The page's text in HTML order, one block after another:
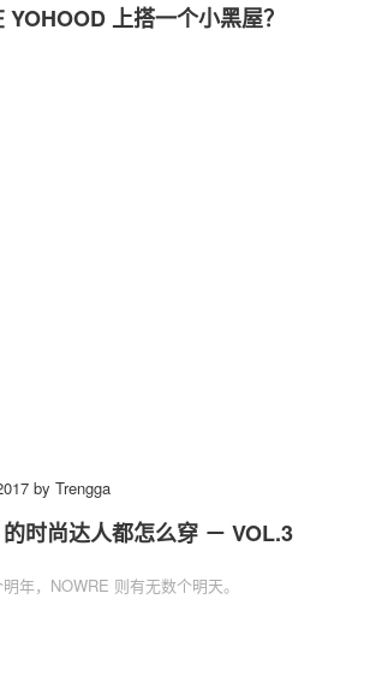
上搭一个小黑屋？
by Trengga
时尚达人都怎么穿 － VOL.3
年，NOWRE 则有无数个明天。